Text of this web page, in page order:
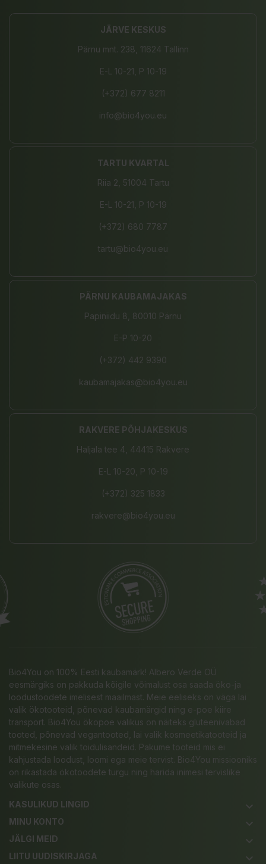
JÄRVE KESKUS
Pärnu mnt. 238, 11624 Tallinn
E-L 10-21, P 10-19
(+372) 677 8211
info@bio4you.eu
TARTU KVARTAL
Riia 2, 51004 Tartu
E-L 10-21, P 10-19
(+372) 680 7787
tartu@bio4you.eu
PÄRNU KAUBAMAJAKAS
Papiniidu 8, 80010 Pärnu
E-P 10-20
(+372) 442 9390
kaubamajakas@bio4you.eu
RAKVERE PÕHJAKESKUS
Haljala tee 4, 44415 Rakvere
E-L 10-20, P 10-19
(+372) 325 1833
rakvere@bio4you.eu
Bio4You on 100% Eesti kaubamärk! Albero Verde OÜ
eesmärgiks on pakkuda kõigile võimalust osa saada öko-ja
loodustoodete imelisest maailmast. Meie eeliseks on väga lai
valik ökotooteid, põnevad kaubamärgid ning e-poe kiire
transport. Bio4You ökopoe valikus on näiteks gluteenivabad
tooted, põnevad vegantooted, lai valik kosmeetikatooteid ja
mitmekesine valik toidulisandeid. Pakume tooteid mis ei
kahjustada loodust, loomi ega meie tervist. Bio4You missiooniks
on rikastada ökotoodete turgu ning harida inimesi tervislike
valikute osas.
KASULIKUD LINGID
keyboard_arrow_down
MINU KONTO keyboard_arrow_down
JÄLGI MEID keyboard_arrow_down
LIITU UUDISKIRJAGA keyboard_arrow_down